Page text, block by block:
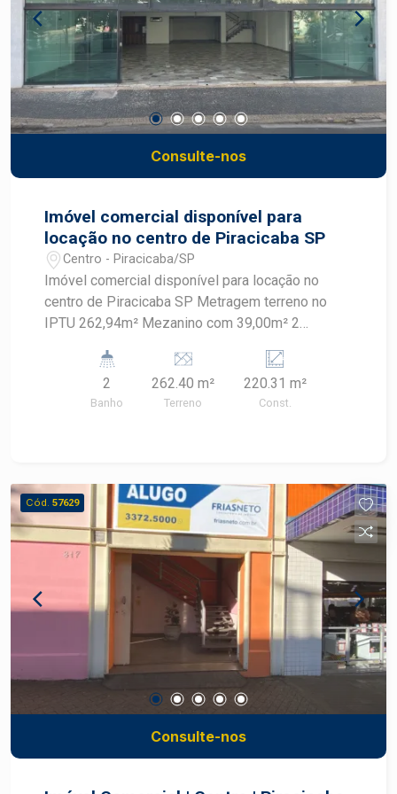
para 10 vagas de estacionamento, raro no centro
de Piracicaba. Agenda a sua visita com um
especialista Frias Neto.
Consulte-nos
Imóvel comercial disponível para
locação no centro de Piracicaba SP
Centro - Piracicaba/SP
Imóvel comercial disponível para locação no
centro de Piracicaba SP Metragem terreno no
IPTU 262,94m² Mezanino com 39,00m² 2
possibilidade da retirada da fachada de vidro
temperado, para clientes. Agende sua visita!
2
Banho
262.40 m²
Terreno
220.31 m²
Const.
Cód. 57629
Consulte-nos